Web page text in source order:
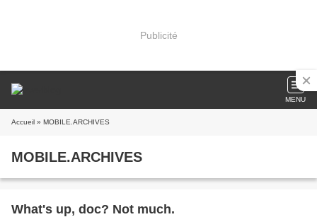
Publicité
MENU
Accueil » MOBILE.ARCHIVES
MOBILE.ARCHIVES
What's up, doc? Not much.